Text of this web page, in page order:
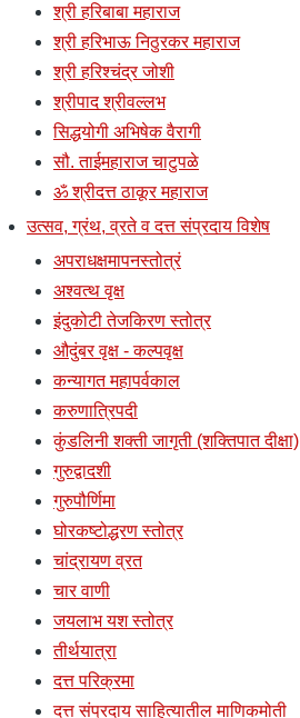
श्री हरिबाबा महाराज
श्री हरिभाऊ निठुरकर महाराज
श्री हरिश्चंद्र जोशी
श्रीपाद श्रीवल्लभ
सिद्धयोगी अभिषेक वैरागी
सौ. ताईमहाराज चाटुपळे
ॐ श्रीदत्त ठाकूर महाराज
उत्सव, ग्रंथ, व्रते व दत्त संप्रदाय विशेष
अपराधक्षमापनस्तोत्रं
अश्वत्थ वृक्ष
इंदुकोटी तेजकिरण स्तोत्र
औदुंबर वृक्ष - कल्पवृक्ष
कन्यागत महापर्वकाल
करुणात्रिपदी
कुंडलिनी शक्ती जागृती (शक्तिपात दीक्षा)
गुरुद्वादशी
गुरुपौर्णिमा
घोरकष्टोद्धरण स्तोत्र
चांद्रायण व्रत
चार वाणी
जयलाभ यश स्तोत्र
तीर्थयात्रा
दत्त परिक्रमा
दत्त संप्रदाय साहित्यातील माणिकमोती